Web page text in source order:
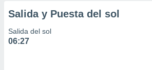
Salida y Puesta del sol
Salida del sol
06:27